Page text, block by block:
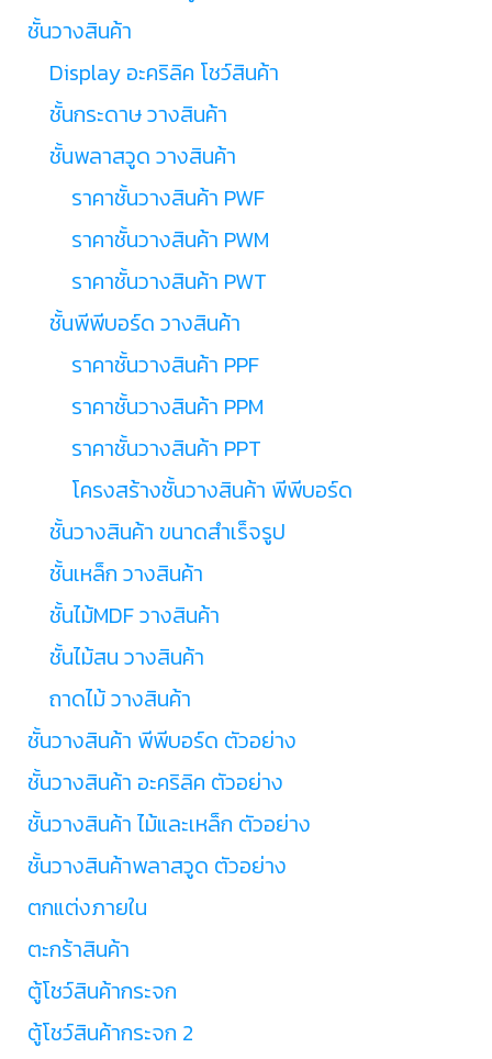
ชั้นวางสินค้า
Display อะคริลิค โชว์สินค้า
ชั้นกระดาษ วางสินค้า
ชั้นพลาสวูด วางสินค้า
ราคาชั้นวางสินค้า PWF
ราคาชั้นวางสินค้า PWM
ราคาชั้นวางสินค้า PWT
ชั้นพีพีบอร์ด วางสินค้า
ราคาชั้นวางสินค้า PPF
ราคาชั้นวางสินค้า PPM
ราคาชั้นวางสินค้า PPT
โครงสร้างชั้นวางสินค้า พีพีบอร์ด
ชั้นวางสินค้า ขนาดสำเร็จรูป
ชั้นเหล็ก วางสินค้า
ชั้นไม้MDF วางสินค้า
ชั้นไม้สน วางสินค้า
ถาดไม้ วางสินค้า
ชั้นวางสินค้า พีพีบอร์ด ตัวอย่าง
ชั้นวางสินค้า อะคริลิค ตัวอย่าง
ชั้นวางสินค้า ไม้และเหล็ก ตัวอย่าง
ชั้นวางสินค้าพลาสวูด ตัวอย่าง
ตกแต่งภายใน
ตะกร้าสินค้า
ตู้โชว์สินค้ากระจก
ตู้โชว์สินค้ากระจก 2